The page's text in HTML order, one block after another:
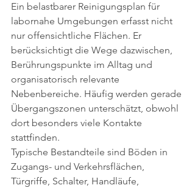
Ein belastbarer Reinigungsplan für
labornahe Umgebungen erfasst nicht
nur offensichtliche Flächen. Er
berücksichtigt die Wege dazwischen,
Berührungspunkte im Alltag und
organisatorisch relevante
Nebenbereiche. Häufig werden gerade
Übergangszonen unterschätzt, obwohl
dort besonders viele Kontakte
stattfinden.
Typische Bestandteile sind Böden in
Zugangs- und Verkehrsflächen,
Türgriffe, Schalter, Handläufe,